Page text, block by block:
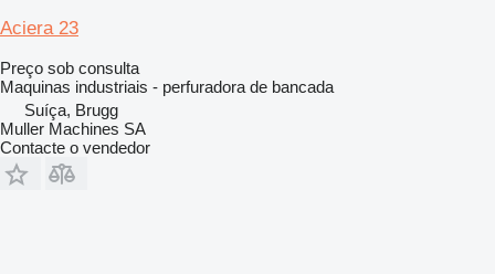
Aciera 23
Preço sob consulta
Maquinas industriais - perfuradora de bancada
Suíça, Brugg
Muller Machines SA
Contacte o vendedor